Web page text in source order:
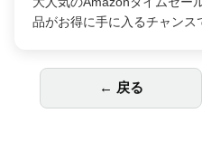
プロの朗読で「聴く」読書
ただけの贅沢な読書時間に変
← 戻る